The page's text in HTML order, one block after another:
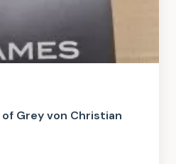
Grey von Christian